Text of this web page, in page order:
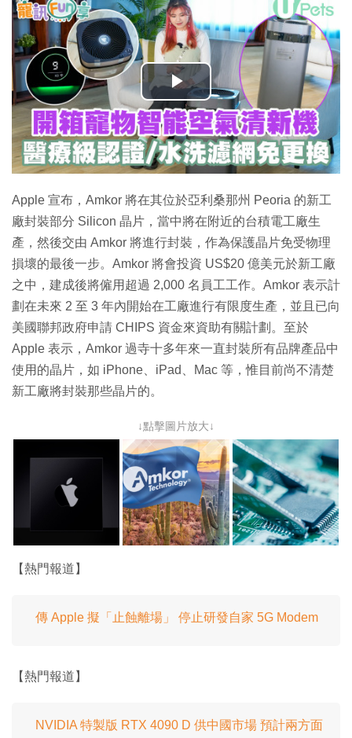
播
放
影
片
Apple 宣布，Amkor 將在其位於亞利桑那州 Peoria 的新工
廠封裝部分 Silicon 晶片，當中將在附近的台積電工廠生
產，然後交由 Amkor 將進行封裝，作為保護晶片免受物理
損壞的最後一步。Amkor 將會投資 US$20 億美元於新工廠
之中，建成後將僱用超過 2,000 名員工工作。Amkor 表示計
劃在未來 2 至 3 年內開始在工廠進行有限度生產，並且已向
美國聯邦政府申請 CHIPS 資金來資助有關計劃。至於
Apple 表示，Amkor 過寺十多年來一直封裝所有品牌產品中
使用的晶片，如 iPhone、iPad、Mac 等，惟目前尚不清楚
新工廠將封裝那些晶片的。
↓點擊圖片放大↓
【熱門報道】
傳 Apple 擬「止蝕離場」 停止研發自家 5G Modem
【熱門報道】
NVIDIA 特製版 RTX 4090 D 供中國市場 預計兩方面